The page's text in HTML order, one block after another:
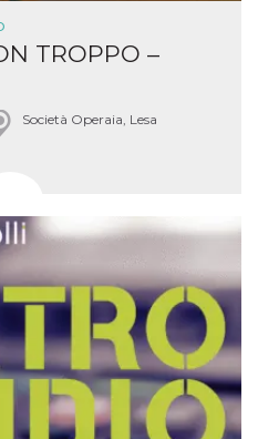
TROPPO –
Società Operaia, Lesa